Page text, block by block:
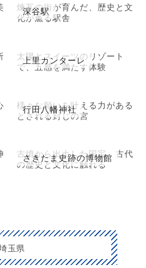
深谷駅
煉瓦の街が育んだ、歴史と文
化が薫る駅舎
上里カンターレ
太陽とスイーツのリゾート
で、五感を満たす体験
行田八幡神社
様々な願いを叶える力がある
とされる封じの宮
さきたま史跡の博物館
古墳から出土した国宝、古代
の歴史と文化に触れる
玉県